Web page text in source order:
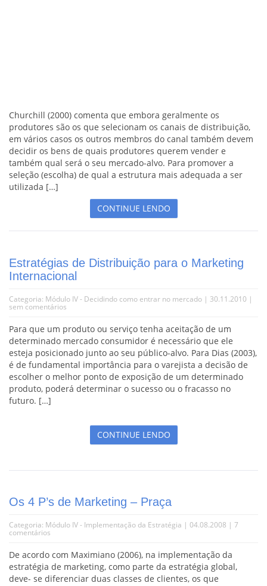
Churchill (2000) comenta que embora geralmente os
produtores são os que selecionam os canais de distribuição,
em vários casos os outros membros do canal também devem
decidir os bens de quais produtores querem vender e
também qual será o seu mercado-alvo. Para promover a
seleção (escolha) de qual a estrutura mais adequada a ser
utilizada […]
CONTINUE LENDO
Estratégias de Distribuição para o Marketing
Internacional
Categoria: Módulo IV - Decidindo como entrar no mercado | 30.11.2010 |
sem comentários
Para que um produto ou serviço tenha aceitação de um
determinado mercado consumidor é necessário que ele
esteja posicionado junto ao seu público-alvo. Para Dias (2003),
é de fundamental importância para o varejista a decisão de
escolher o melhor ponto de exposição de um determinado
produto, poderá determinar o sucesso ou o fracasso no
futuro. […]
CONTINUE LENDO
Os 4 P’s de Marketing – Praça
Categoria: Módulo IV - Implementação da Estratégia | 04.08.2008 | 7
comentários
De acordo com Maximiano (2006), na implementação da
estratégia de marketing, como parte da estratégia global,
deve- se diferenciar duas classes de clientes, os que